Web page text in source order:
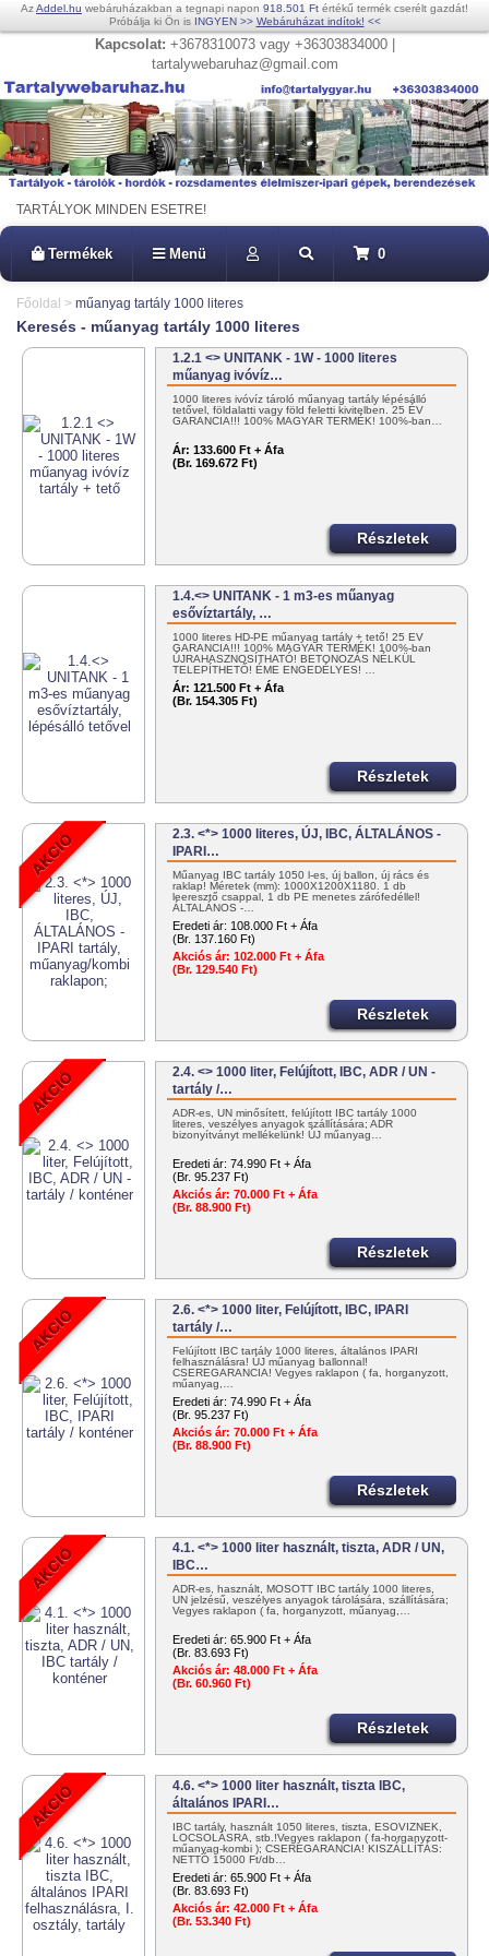
AzAddel.hu webáruházakban a tegnapi napon 918.501 Ft értékű termék cserélt gazdát!
Próbálja ki Ön is INGYEN >> Webáruházat indítok! <<
Kapcsolat: +3678310073 vagy +36303834000 |
tartalywebaruhaz@gmail.com
TARTÁLYOK MINDEN ESETRE!
Termékek Menü 0
Főoldal > műanyag tartály 1000 literes
Keresés - műanyag tartály 1000 literes
1.2.1 <> UNITANK - 1W - 1000 literes
műanyag ivóvíz…
1000 literes ivóvíz tároló műanyag tartály lépésálló
tetővel, földalatti vagy föld feletti kivitelben. 25 ÉV
GARANCIA!!! 100% MAGYAR TERMÉK! 100%-ban…
Ár: 133.600 Ft + Áfa
(Br. 169.672 Ft)
Részletek
1.4.<> UNITANK - 1 m3-es műanyag
esővíztartály, …
1000 literes HD-PE műanyag tartály + tető! 25 ÉV
GARANCIA!!! 100% MAGYAR TERMÉK! 100%-ban
ÚJRAHASZNOSÍTHATÓ! BETONOZÁS NÉLKÜL
TELEPÍTHETŐ! ÉME ENGEDÉLYES! …
Ár: 121.500 Ft + Áfa
(Br. 154.305 Ft)
Részletek
2.3. <*> 1000 literes, ÚJ, IBC, ÁLTALÁNOS -
IPARI…
Műanyag IBC tartály 1050 l-es, új ballon, új rács és
raklap! Méretek (mm): 1000X1200X1180. 1 db
leeresztő csappal, 1 db PE menetes zárófedéllel!
ÁLTALÁNOS -…
Eredeti ár: 108.000 Ft + Áfa
(Br. 137.160 Ft)
Akciós ár: 102.000 Ft + Áfa
(Br. 129.540 Ft)
Részletek
2.4. <> 1000 liter, Felújított, IBC, ADR / UN -
tartály /…
ADR-es, UN minősített, felújított IBC tartály 1000
literes, veszélyes anyagok szállítására; ADR
bizonyítványt mellékelünk! ÚJ műanyag…
Eredeti ár: 74.990 Ft + Áfa
(Br. 95.237 Ft)
Akciós ár: 70.000 Ft + Áfa
(Br. 88.900 Ft)
Részletek
2.6. <*> 1000 liter, Felújított, IBC, IPARI
tartály /…
Felújított IBC tartály 1000 literes, általános IPARI
felhasználásra! ÚJ műanyag ballonnal!
CSEREGARANCIA! Vegyes raklapon ( fa, horganyzott,
műanyag,…
Eredeti ár: 74.990 Ft + Áfa
(Br. 95.237 Ft)
Akciós ár: 70.000 Ft + Áfa
(Br. 88.900 Ft)
Részletek
4.1. <*> 1000 liter használt, tiszta, ADR / UN,
IBC…
ADR-es, használt, MOSOTT IBC tartály 1000 literes,
UN jelzésű, veszélyes anyagok tárolására, szállítására;
Vegyes raklapon ( fa, horganyzott, műanyag,…
Eredeti ár: 65.900 Ft + Áfa
(Br. 83.693 Ft)
Akciós ár: 48.000 Ft + Áfa
(Br. 60.960 Ft)
Részletek
4.6. <*> 1000 liter használt, tiszta IBC,
általános IPARI…
IBC tartály, használt 1050 literes, tiszta, ESŐVÍZNEK,
LOCSOLÁSRA, stb.!Vegyes raklapon ( fa-horganyzott-
műanyag-kombi ); CSEREGARANCIA! KISZÁLLÍTÁS:
NETTÓ 15000 Ft/db…
Eredeti ár: 65.900 Ft + Áfa
(Br. 83.693 Ft)
Akciós ár: 42.000 Ft + Áfa
(Br. 53.340 Ft)